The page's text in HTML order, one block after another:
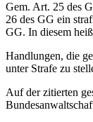
Gem. Art. 25 des
26 des GG ein
GG. In diesem
Handlungen, die
unter Strafe zu
Auf der zitierten